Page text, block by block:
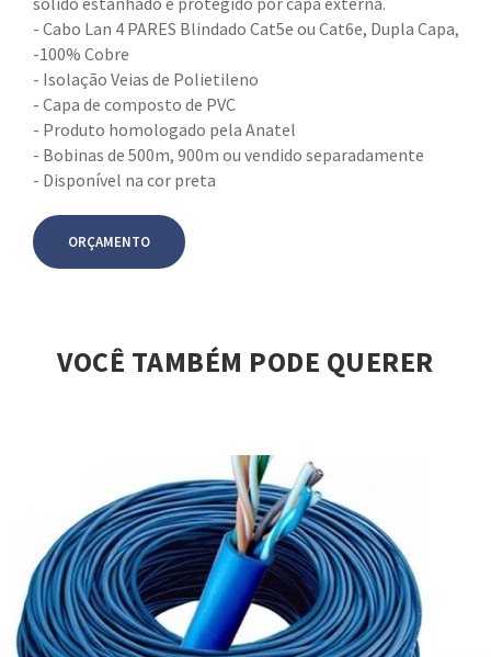
- Cabo Lan 4 PARES Blindado Cat5e ou Cat6e, Dupla Capa,
-100% Cobre
- Isolação Veias de Polietileno
- Capa de composto de PVC
- Produto homologado pela Anatel
- Bobinas de 500m, 900m ou vendido separadamente
- Disponível na cor preta
ORÇAMENTO
VOCÊ TAMBÉM PODE QUERER